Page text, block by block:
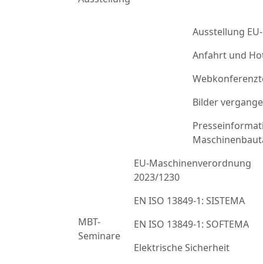
Ausstellung
Anfahrt und
Bilder
MBT-
Seminare
EU-Maschinenverordnung
2023/1230
EN ISO 13849-1: SISTEMA
EN ISO 13849-1: SOFTEMA
Elektrische Sicherheit